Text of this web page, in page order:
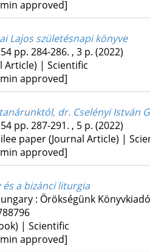
approved]
Lajos születésnapi könyve
54 pp. 284-286. , 3 p. (2022)
Article) | Scientific
approved]
dr. Cselényi István
54 pp. 287-291. , 5 p. (2022)
paper (Journal Article) |
approved]
és a bizánci liturgia
: Örökségünk
| Scientific
approved]